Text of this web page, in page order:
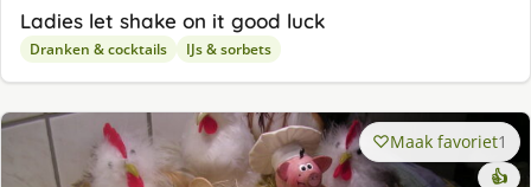
Ladies let shake on it good luck
Dranken & cocktails IJs & sorbets
Maak favoriet1
👍